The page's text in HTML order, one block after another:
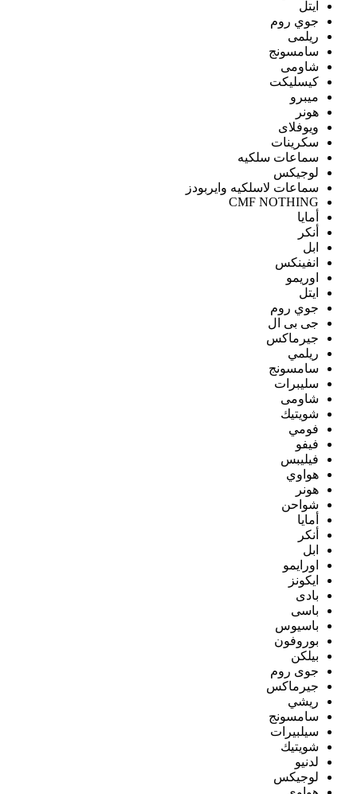
ايتل
جوي روم
ريلمى
سامسونج
شاومى
كيسليكت
ميبرو
هونر
ويوفلاى
سكرينات
سماعات سلكيه
لوجيكس
سماعات لاسلكيه وايربودز
CMF NOTHING
أمايا
أنكر
ابل
انفينكس
اوريمو
ايتل
جوي روم
جى بى ال
جيرماكس
ريلمي
سامسونج
سليبرات
شاومى
شويتيك
فومي
فيفو
فيليبس
هواوي
هونر
شواحن
أمايا
أنكر
ابل
اورايمو
ايكونز
بادى
باسى
باسيوس
بوروفون
بيلكن
جوى روم
جيرماكس
ريشي
سامسونج
سيلبيرات
شويتيك
لدنيو
لوجيكس